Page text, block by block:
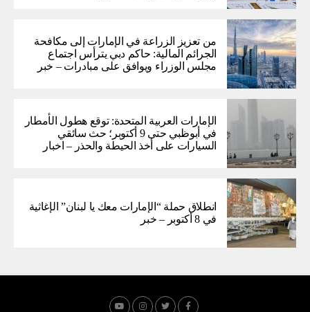
من تعزيز الزراعة في الإمارات إلى مكافحة
الجرائم المالية: حاكم دبي يترأس اجتماع
مجلس الوزراء ويوافق على مبادرات – خبر
الإمارات العربية المتحدة: توقع هطول الأمطار
في أبوظبي حتى 9 أكتوبر؛ حث سائقي
السيارات على أخذ الحيطة والحذر – اخبار
انطلاق حملة “الإمارات معك يا لبنان” الإغاثية
في 8 أكتوبر – خبر